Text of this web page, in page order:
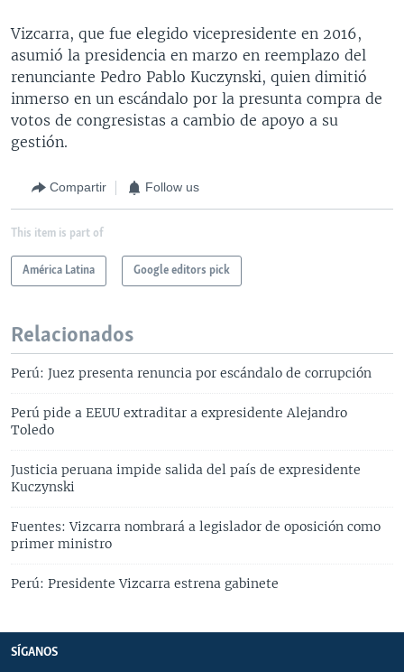
Vizcarra, que fue elegido vicepresidente en 2016,
asumió la presidencia en marzo en reemplazo del
renunciante Pedro Pablo Kuczynski, quien dimitió
inmerso en un escándalo por la presunta compra de
votos de congresistas a cambio de apoyo a su
gestión.
Compartir Follow us
This item is part of
América Latina Google editors pick
Relacionados
Perú: Juez presenta renuncia por escándalo de corrupción
Perú pide a EEUU extraditar a expresidente Alejandro
Toledo
Justicia peruana impide salida del país de expresidente
Kuczynski
Fuentes: Vizcarra nombrará a legislador de oposición como
primer ministro
Perú: Presidente Vizcarra estrena gabinete
SÍGANOS